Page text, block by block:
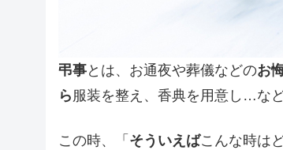
弔事とは、お通夜や葬儀などのお
ら 服装を整え、香典を用意し…など
この時、「 そういえばこんな時は